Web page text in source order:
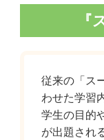
従来の「ス
わせた学習
学生の目的
が出題され